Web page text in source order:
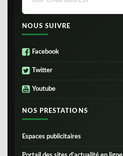
NOUS SUIVRE
Facebook
Twitter
Youtube
NOS PRESTATIONS
Espaces publicitaires